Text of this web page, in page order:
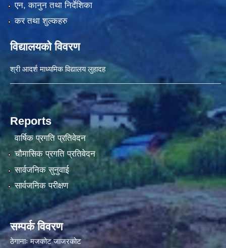
एन, कानुन तथा निर्देशिका
कर तथा शुल्कहरु
विद्यालयको विवरण
श्री आदर्श माध्यमिक विद्यालय लुहादह
Reports
वार्षिक प्रगति प्रतिवेदन
चौमासिक प्रगति प्रतिवेदन
सार्वजनिक सुनुवाई
सार्वजनिक परीक्षण
सम्पर्क विवरण
ठेगानाः मजकोट जाजरकोट